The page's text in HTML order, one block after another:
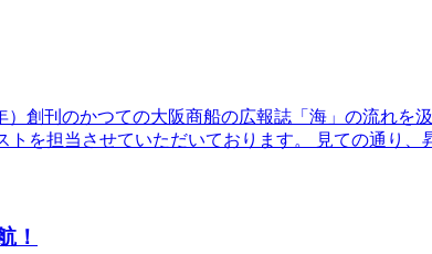
創刊のかつての大阪商船の広報誌「海」の流れ
トを担当させていただいております。 見ての通り
！